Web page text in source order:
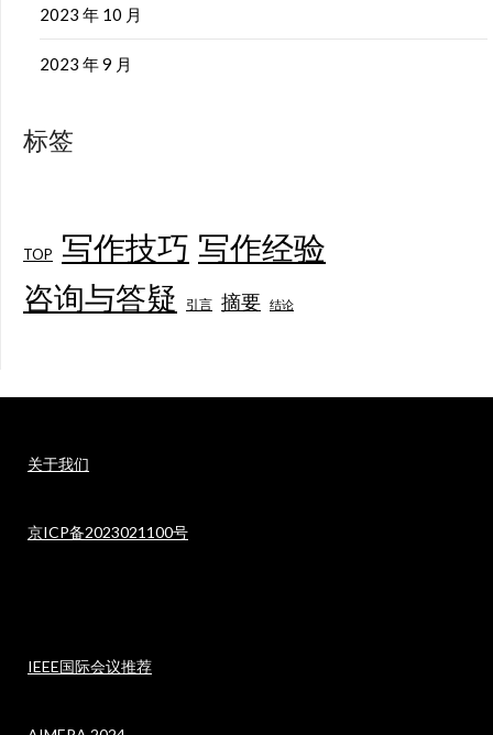
2023 年 10 月
2023 年 9 月
标签
TOP 写作技巧 写作经验
咨询与答疑 引言 摘要 结论
关于我们
京ICP备2023021100号
IEEE国际会议推荐